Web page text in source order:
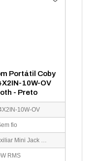
Portátil Coby
10W-OV
- Preto
10W-OV
fio
USB, SD, Auxiliar Mini Jack 3.5mm, Mic
RMS